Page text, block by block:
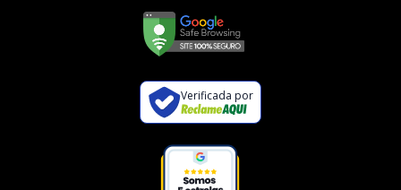
Verificada por